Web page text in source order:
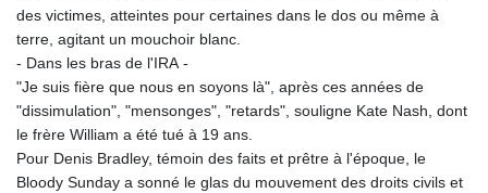
des victimes, atteintes pour certaines dans le dos ou même à
terre, agitant un mouchoir blanc.
- Dans les bras de l'IRA -
"Je suis fière que nous en soyons là", après ces années de
"dissimulation", "mensonges", "retards", souligne Kate Nash, dont
le frère William a été tué à 19 ans.
Pour Denis Bradley, témoin des faits et prêtre à l'époque, le
Bloody Sunday a sonné le glas du mouvement des droits civils et